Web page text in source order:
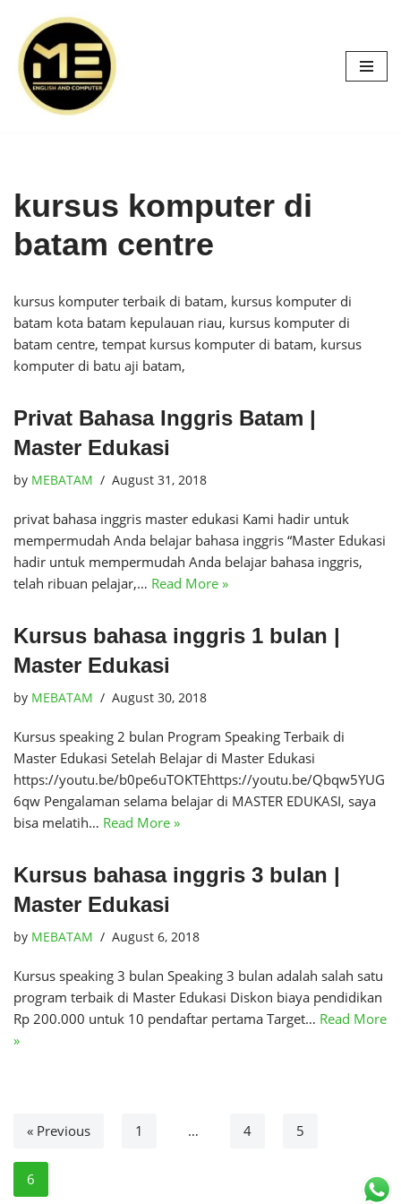
Skip
to
content
kursus komputer di
batam centre
kursus komputer terbaik di batam, kursus komputer di
batam kota batam kepulauan riau, kursus komputer di
batam centre, tempat kursus komputer di batam, kursus
komputer di batu aji batam,
Privat Bahasa Inggris Batam |
Master Edukasi
by MEBATAM August 31, 2018
privat bahasa inggris master edukasi Kami hadir untuk
mempermudah Anda belajar bahasa inggris “Master Edukasi
hadir untuk mempermudah Anda belajar bahasa inggris,
telah ribuan pelajar,… Read More »
Kursus bahasa inggris 1 bulan |
Master Edukasi
by MEBATAM August 30, 2018
Kursus speaking 2 bulan Program Speaking Terbaik di
Master Edukasi Setelah Belajar di Master Edukasi
https://youtu.be/b0pe6uTOKTEhttps://youtu.be/Qbqw5YUG
6qw Pengalaman selama belajar di MASTER EDUKASI, saya
bisa melatih… Read More »
Kursus bahasa inggris 3 bulan |
Master Edukasi
by MEBATAM August 6, 2018
Kursus speaking 3 bulan Speaking 3 bulan adalah salah satu
program terbaik di Master Edukasi Diskon biaya pendidikan
Rp 200.000 untuk 10 pendaftar pertama Target… Read More
»
« Previous 1 … 4 5
6